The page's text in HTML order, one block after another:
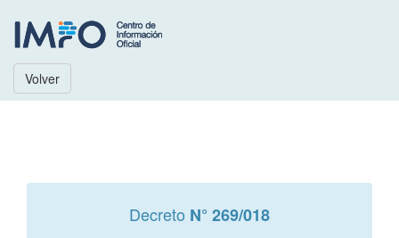
Volver
Decreto N° 269/018